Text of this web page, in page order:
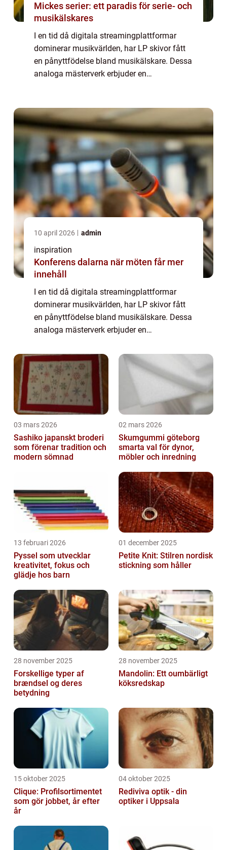
Mickes serier: ett paradis för serie- och
musikälskares
I en tid då digitala streamingplattformar
dominerar musikvärlden, har LP skivor fått
en pånyttfödelse bland musikälskare. Dessa
analoga mästerverk erbjuder en
10 april 2026 admin
inspiration
Konferens dalarna när möten får mer
innehåll
I en tid då digitala streamingplattformar
dominerar musikvärlden, har LP skivor fått
en pånyttfödelse bland musikälskare. Dessa
analoga mästerverk erbjuder en
modern tekn...
03 mars 2026
Sashiko japanskt broderi
som förenar tradition och
modern sömnad
02 mars 2026
Skumgummi göteborg
smarta val för dynor,
möbler och inredning
13 februari 2026
Pyssel som utvecklar
kreativitet, fokus och
glädje hos barn
01 december 2025
Petite Knit: Stilren nordisk
stickning som håller
28 november 2025
Forskellige typer af
brændsel og deres
betydning
28 november 2025
Mandolin: Ett oumbärligt
köksredskap
15 oktober 2025
Clique: Profilsortimentet
som gör jobbet, år efter
år
04 oktober 2025
Rediviva optik - din
optiker i Uppsala